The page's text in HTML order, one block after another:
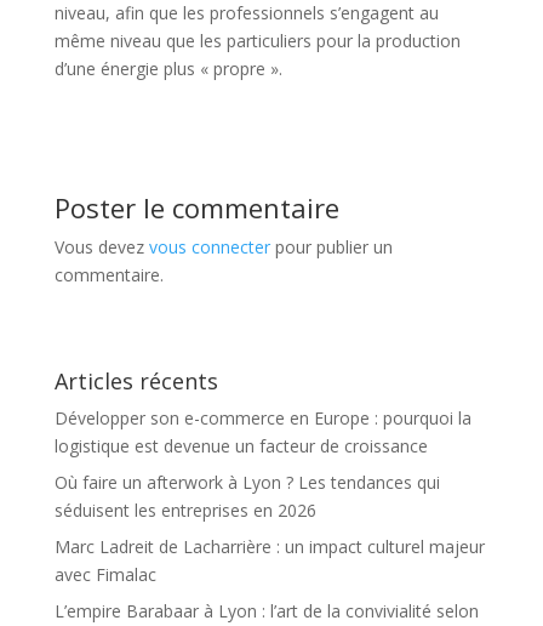
niveau, afin que les professionnels s’engagent au
même niveau que les particuliers pour la production
d’une énergie plus « propre ».
Poster le commentaire
Vous devez vous connecterpour publier un
commentaire.
Articles récents
Développer son e-commerce en Europe : pourquoi la
logistique est devenue un facteur de croissance
Où faire un afterwork à Lyon ? Les tendances qui
séduisent les entreprises en 2026
Marc Ladreit de Lacharrière : un impact culturel majeur
avec Fimalac
L’empire Barabaar à Lyon : l’art de la convivialité selon